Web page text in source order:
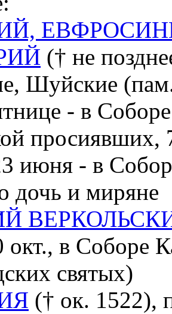
(† не
Шуйские
- в
июня - в
дочь и миряне
в Соборе
святых)
(† ок. 1522),